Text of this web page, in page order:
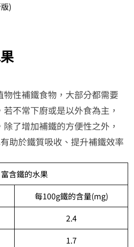
)
性補鐵食物，大部分都需要
不常下廚或是以外食為主，
了增加補鐵的方便性之外，
助於鐵質吸收、提升補鐵效率
富含鐵的水果
每100g鐵的含量(mg)
2.4
1.7